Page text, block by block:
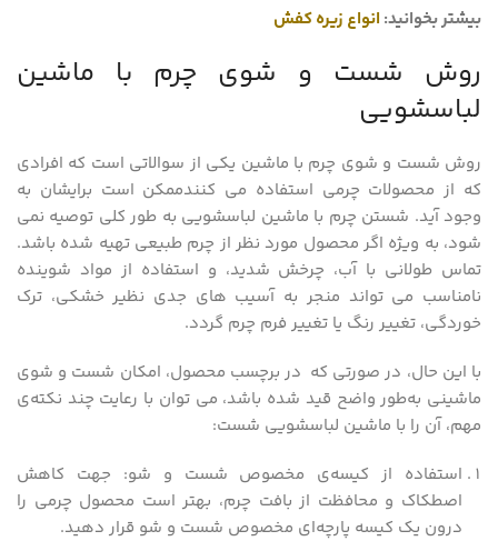
بیشتر بخوانید: انواع زیره کفش
روش شست‌ و شوی چرم با ماشین
لباسشویی
روش شست و شوی چرم با ماشین یکی از سوالاتی است که افرادی
که از محصولات چرمی استفاده می کنندممکن است برایشان به
وجود آید. شستن چرم با ماشین لباسشویی به طور کلی توصیه نمی
شود، به ویژه اگر محصول مورد نظر از چرم طبیعی تهیه شده باشد.
تماس طولانی با آب، چرخش شدید، و استفاده از مواد شوینده‌
نامناسب می تواند منجر به آسیب‌ های جدی نظیر خشکی، ترک
خوردگی، تغییر رنگ یا تغییر فرم چرم گردد.
با این حال، در صورتی که در برچسب محصول، امکان شست‌ و شوی
ماشینی به‌طور واضح قید شده باشد، می توان با رعایت چند نکته‌ی
مهم، آن را با ماشین لباسشویی شست:
استفاده از کیسه‌ی مخصوص شست‌ و شو: جهت کاهش
اصطکاک و محافظت از بافت چرم، بهتر است محصول چرمی را
درون یک کیسه پارچه‌ای مخصوص شست‌ و شو قرار دهید.